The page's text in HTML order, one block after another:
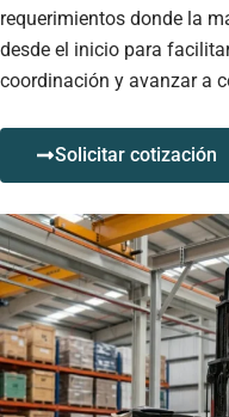
requerimientos donde la
desde el inicio para
coordinación y avanzar a
Solicitar cotización